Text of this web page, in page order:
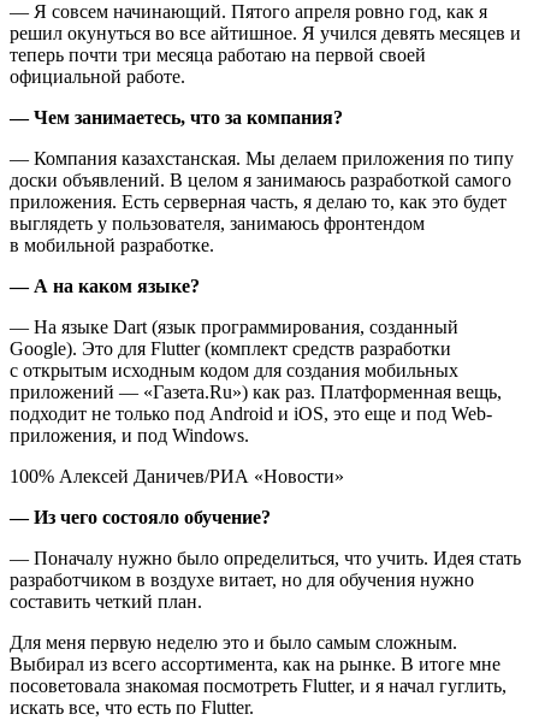
— Я совсем начинающий. Пятого апреля ровно год, как я
решил окунуться во все айтишное. Я учился девять месяцев и
теперь почти три месяца работаю на первой своей
официальной работе.
— Чем занимаетесь, что за компания?
— Компания казахстанская. Мы делаем приложения по типу
доски объявлений. В целом я занимаюсь разработкой самого
приложения. Есть серверная часть, я делаю то, как это будет
выглядеть у пользователя, занимаюсь фронтендом
в мобильной разработке.
— А на каком языке?
— На языке Dart (язык программирования, созданный
Google). Это для Flutter (комплект средств разработки
с открытым исходным кодом для создания мобильных
приложений — «Газета.Ru») как раз. Платформенная вещь,
подходит не только под Android и iOS, это еще и под Web-
приложения, и под Windows.
100% Алексей Даничев/РИА «Новости»
— Из чего состояло обучение?
— Поначалу нужно было определиться, что учить. Идея стать
разработчиком в воздухе витает, но для обучения нужно
составить четкий план.
Для меня первую неделю это и было самым сложным.
Выбирал из всего ассортимента, как на рынке. В итоге мне
посоветовала знакомая посмотреть Flutter, и я начал гуглить,
искать все, что есть по Flutter.